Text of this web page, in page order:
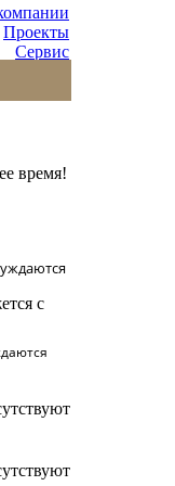
Проекты
Сервис
время!
с